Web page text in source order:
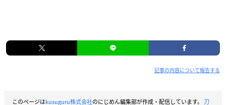
記事の内容について報告する
このページはkusuguru株式会社のにじめん編集部が作成・配信しています。 刀